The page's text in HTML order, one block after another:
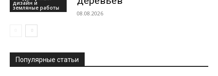
дизайн и
земляные работы
08.08.2026
Популярные статьи